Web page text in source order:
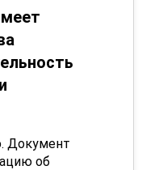
Документ
об